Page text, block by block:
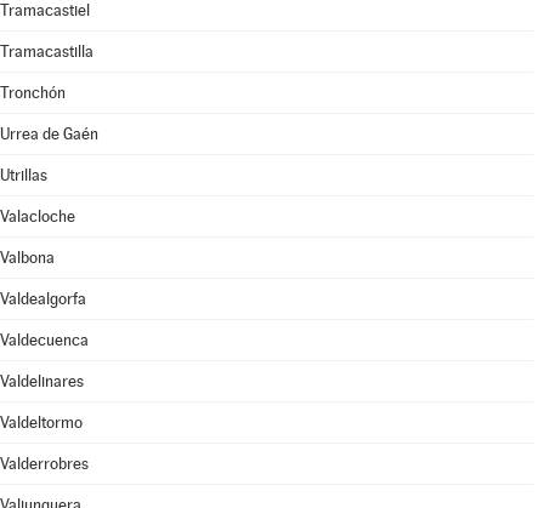
Tramacastiel
Tramacastilla
Tronchón
Urrea de Gaén
Utrillas
Valacloche
Valbona
Valdealgorfa
Valdecuenca
Valdelinares
Valdeltormo
Valderrobres